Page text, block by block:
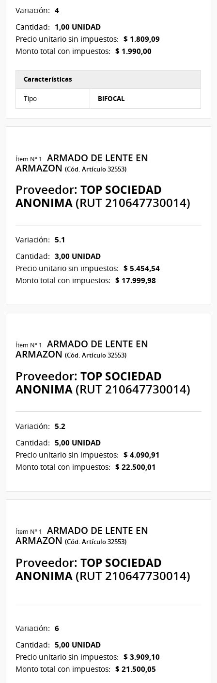
Variación: 4
Cantidad: 1,00 UNIDAD
Precio unitario sin impuestos: $ 1.809,09
Monto total con impuestos: $ 1.990,00
Características
Tipo BIFOCAL
Ítem Nº 1
ARMADO DE LENTE EN
ARMAZON(Cód. Artículo 32553)
Proveedor:TOP SOCIEDAD
ANONIMA (RUT 210647730014)
Variación: 5.1
Cantidad: 3,00 UNIDAD
Precio unitario sin impuestos: $ 5.454,54
Monto total con impuestos: $ 17.999,98
Ítem Nº 1
ARMADO DE LENTE EN
ARMAZON(Cód. Artículo 32553)
Proveedor:TOP SOCIEDAD
ANONIMA (RUT 210647730014)
Variación: 5.2
Cantidad: 5,00 UNIDAD
Precio unitario sin impuestos: $ 4.090,91
Monto total con impuestos: $ 22.500,01
Ítem Nº 1
ARMADO DE LENTE EN
ARMAZON(Cód. Artículo 32553)
Proveedor:TOP SOCIEDAD
ANONIMA (RUT 210647730014)
Variación: 6
Cantidad: 5,00 UNIDAD
Precio unitario sin impuestos: $ 3.909,10
Monto total con impuestos: $ 21.500,05